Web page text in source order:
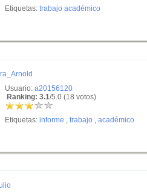
Etiquetas: trabajo académico
Usuario: a20156120
Ranking: 3.1/5.0 (18 votos)
Etiquetas: informe , trabajo , académico